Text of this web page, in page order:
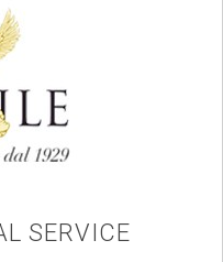
SERVICE